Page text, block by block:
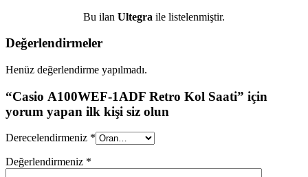
Bu ilan Ultegra ile listelenmiştir.
Değerlendirmeler
Henüz değerlendirme yapılmadı.
“Casio A100WEF-1ADF Retro Kol Saati” için
yorum yapan ilk kişi siz olun
Derecelendirmeniz *
Değerlendirmeniz *